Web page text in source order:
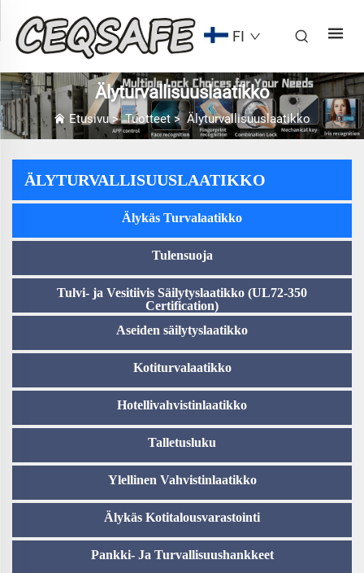
FI
Älyturvallisuuslaatikko
Etusivu>Tuotteet> Älyturvallisuuslaatikko
ÄLYTURVALLISUUSLAATIKKO
Älykäs Turvalaatikko
Tulensuoja
Tulvi- ja Vesitiivis Säilytyslaatikko (UL72-350
Certification)
Aseiden säilytyslaatikko
Kotiturvalaatikko
Hotellivahvistinlaatikko
Talletusluku
Ylellinen Vahvistinlaatikko
Älykäs Kotitalousvarastointi
Pankki- Ja Turvallisuushankkeet